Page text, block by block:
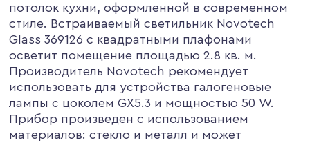
потолок кухни, оформленной в современном
стиле. Встраиваемый светильник Novotech
Glass 369126 с квадратными плафонами
осветит помещение площадью 2.8 кв. м.
Производитель Novotech рекомендует
использовать для устройства галогеновые
лампы с цоколем GX5.3 и мощностью 50 W.
Прибор произведен с использованием
материалов: стекло и металл и может